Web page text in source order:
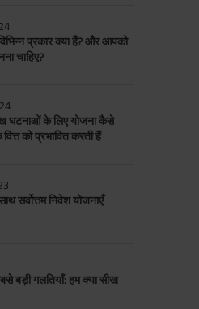
प्रकार क्या हैं? और आपको
चाहिए?
घटनाओं के लिए योजना कैसे
को प्रभावित करती हैं
सर्वोत्तम निवेश योजनाएँ
बड़ी गलतियाँ: हम क्या सीख